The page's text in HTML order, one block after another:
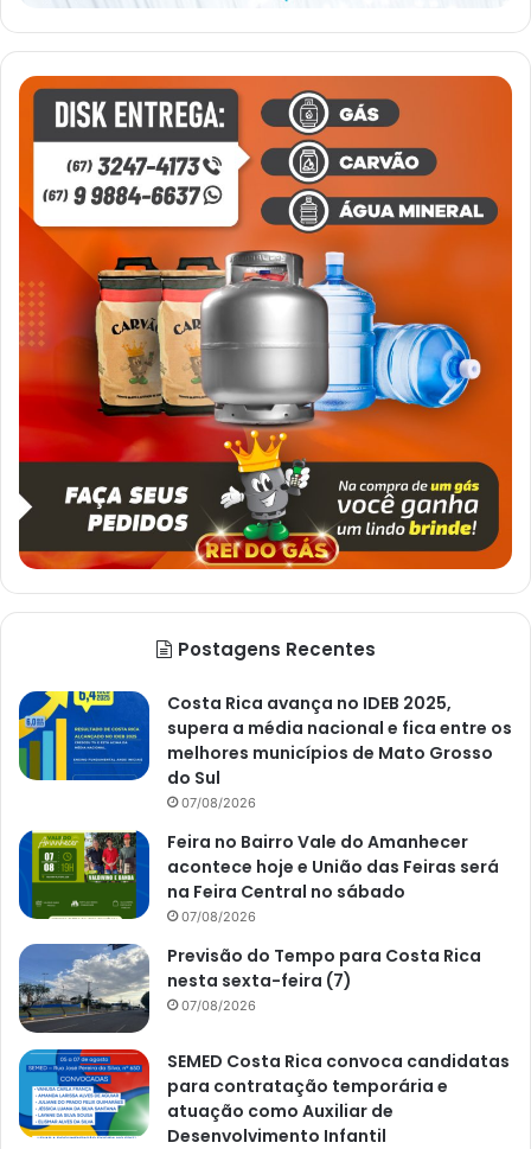
Postagens Recentes
Costa Rica avança no IDEB 2025,
supera a média nacional e fica entre os
melhores municípios de Mato Grosso
do Sul
07/08/2026
Feira no Bairro Vale do Amanhecer
acontece hoje e União das Feiras será
na Feira Central no sábado
07/08/2026
Previsão do Tempo para Costa Rica
nesta sexta-feira (7)
07/08/2026
SEMED Costa Rica convoca candidatas
para contratação temporária e
atuação como Auxiliar de
Desenvolvimento Infantil